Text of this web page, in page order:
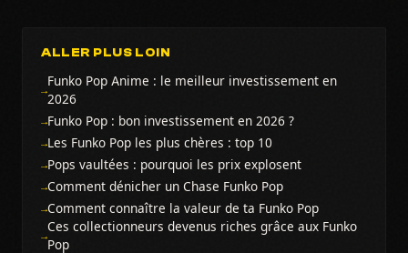
ALLER PLUS LOIN
Funko Pop Anime : le meilleur investissement en
2026
Funko Pop : bon investissement en 2026 ?
Les Funko Pop les plus chères : top 10
Pops vaultées : pourquoi les prix explosent
Comment dénicher un Chase Funko Pop
Comment connaître la valeur de ta Funko Pop
Ces collectionneurs devenus riches grâce aux Funko
Pop